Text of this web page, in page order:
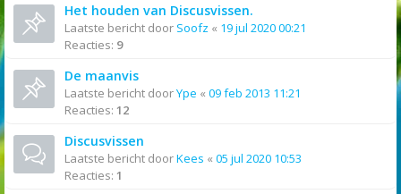
Het houden van Discusvissen.
Laatste bericht door Soofz « 19 jul 2020 00:21
Reacties: 9
De maanvis
Laatste bericht doorYpe « 09 feb 2013 11:21
Reacties: 12
Discusvissen
Laatste bericht doorKees « 05 jul 2020 10:53
Reacties: 1